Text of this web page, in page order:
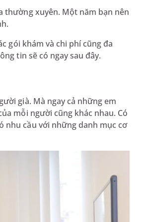
thường xuyên. Một năm bạn nên
gói khám và chi phí cũng đa
tin sẽ có ngay sau đây.
già. Mà ngay cả những em
mỗi người cũng khác nhau. Có
nhu cầu với những danh mục cơ